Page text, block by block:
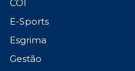
COI
E-Sports
Esgrima
Gestão